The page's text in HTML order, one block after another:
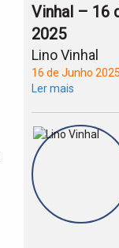
Vinhal – 16
2025
Lino Vinhal
16 de Junho 2025
Ler mais